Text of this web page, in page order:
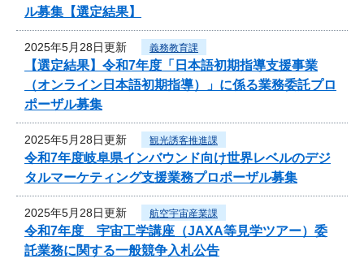
ル募集【選定結果】
2025年5月28日更新 義務教育課
【選定結果】令和7年度「日本語初期指導支援事業
（オンライン日本語初期指導）」に係る業務委託プロ
ポーザル募集
2025年5月28日更新 観光誘客推進課
令和7年度岐阜県インバウンド向け世界レベルのデジ
タルマーケティング支援業務プロポーザル募集
2025年5月28日更新 航空宇宙産業課
令和7年度 宇宙工学講座（JAXA等見学ツアー）委
託業務に関する一般競争入札公告